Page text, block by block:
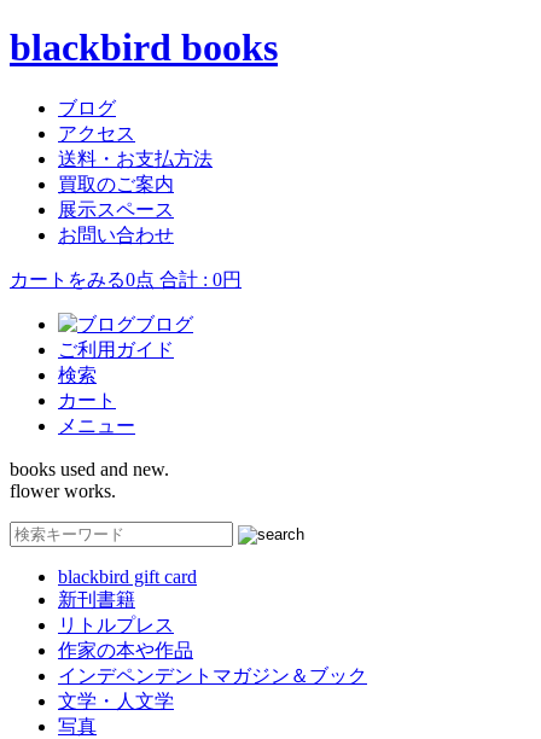
blackbird books
ブログ
アクセス
送料・お支払方法
買取のご案内
展示スペース
お問い合わせ
カートをみる0点 合計 : 0円
ブログ
ご利用ガイド
検索
カート
メニュー
books used and new.
flower works.
blackbird gift card
新刊書籍
リトルプレス
作家の本や作品
インデペンデントマガジン＆ブック
文学・人文学
写真